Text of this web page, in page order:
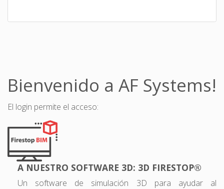
Bienvenido a AF Systems!
El login permite el acceso:
A NUESTRO SOFTWARE 3D: 3D FIRESTOP®
Un software de simulación 3D para ayudar al